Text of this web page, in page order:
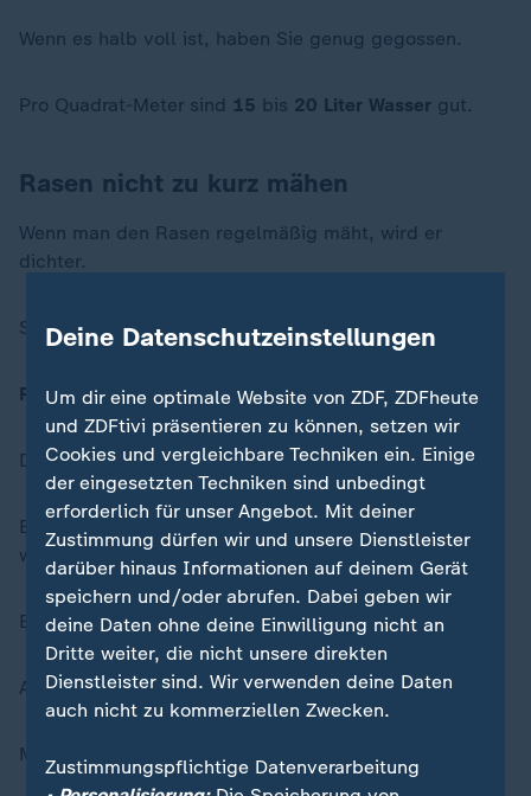
Wenn es halb voll ist, haben Sie genug gegossen.
Pro Quadrat-Meter sind 15 bis 20 Liter Wasser gut.
Rasen nicht zu kurz mähen
Wenn man den Rasen regelmäßig mäht, wird er
dichter.
Schneiden Sie den Rasennichtzu kurz.
Fünfbissechs Zentimetersind gut.
Das macht die Gräser stark.
Elmar Mai sagt: Wenn man nur
die Spitzen schneidet,
wächst der Rasen von unten besser nach.
Er wird dichter.
Auch im Schatten sollte der Rasen etwas länger sein.
Mähen Sie den Rasen im Sommer am besten abends.
Deine Datenschutzeinstellungen
Um dir eine optimale Website von ZDF, ZDFheute
und ZDFtivi präsentieren zu können, setzen wir
Cookies und vergleichbare Techniken ein. Einige
der eingesetzten Techniken sind unbedingt
erforderlich für unser Angebot. Mit deiner
Zustimmung dürfen wir und unsere Dienstleister
darüber hinaus Informationen auf deinem Gerät
speichern und/oder abrufen. Dabei geben wir
deine Daten ohne deine Einwilligung nicht an
Dritte weiter, die nicht unsere direkten
Dienstleister sind. Wir verwenden deine Daten
auch nicht zu kommerziellen Zwecken.
Zustimmungspflichtige Datenverarbeitung